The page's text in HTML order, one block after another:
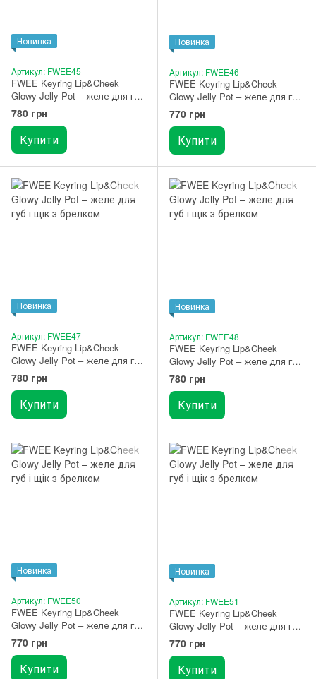
Новинка
Артикул: FWEE45
FWEE Keyring Lip&Cheek
Glowy Jelly Pot – желе для губ
і щік з брелком JM01 Compote
780 грн
Купити
Новинка
Артикул: FWEE46
FWEE Keyring Lip&Cheek
Glowy Jelly Pot – желе для губ
і щік з брелком JM02 Berry
Jam
770 грн
Купити
Новинка
Артикул: FWEE47
FWEE Keyring Lip&Cheek
Glowy Jelly Pot – желе для губ
і щік з брелком JN01 Lavender
Whip
780 грн
Купити
Новинка
Артикул: FWEE48
FWEE Keyring Lip&Cheek
Glowy Jelly Pot – желе для губ
і щік з брелком JN02 Milky
780 грн
Купити
Новинка
Артикул: FWEE50
FWEE Keyring Lip&Cheek
Glowy Jelly Pot – желе для губ
і щік з брелком JP01 Sugar
Coat
770 грн
Купити
Новинка
Артикул: FWEE51
FWEE Keyring Lip&Cheek
Glowy Jelly Pot – желе для губ
і щік з брелком JP02 Lolly
770 грн
Купити